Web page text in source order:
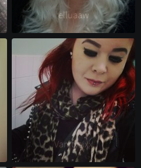
elluaaw
Vanitysixx